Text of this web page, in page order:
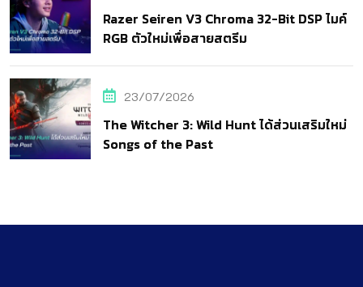
Razer Seiren V3 Chroma 32-Bit DSP ไมค์
RGB ตัวใหม่เพื่อสายสตรีม
23/07/2026
The Witcher 3: Wild Hunt ได้ส่วนเสริมใหม่
Songs of the Past